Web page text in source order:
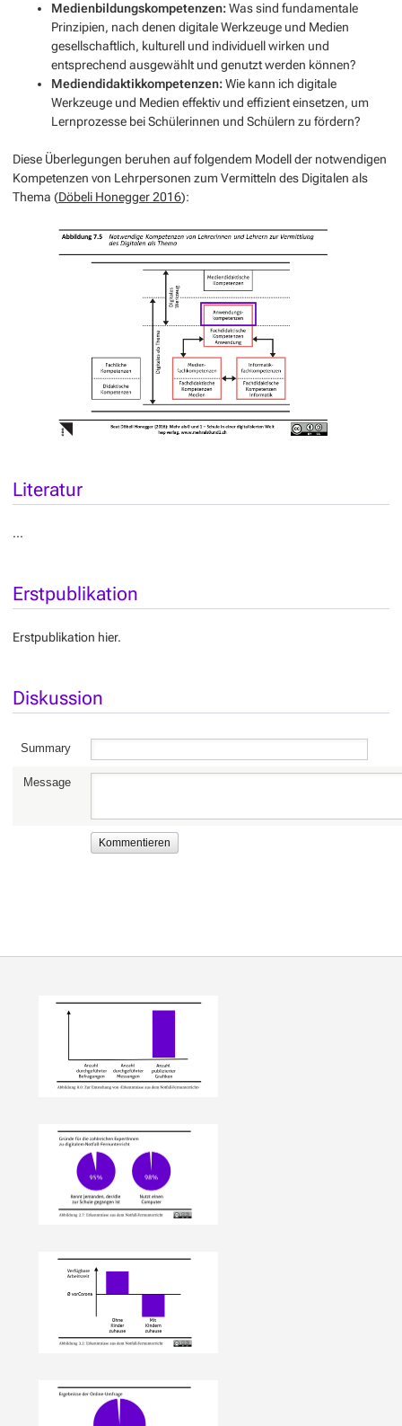
Medienbildungskompetenzen:Was sind fundamentale
Prinzipien, nach denen digitale Werkzeuge und Medien
gesellschaftlich, kulturell und individuell wirken und
entsprechend ausgewählt und genutzt werden können?
Mediendidaktikkompetenzen:Wie kann ich digitale
Werkzeuge und Medien effektiv und effizient einsetzen, um
Lernprozesse bei Schülerinnen und Schülern zu fördern?
Diese Überlegungen beruhen auf folgendem Modell der notwendigen
Kompetenzen von Lehrpersonen zum Vermitteln des Digitalen als
Thema (Döbeli Honegger 2016):
Literatur
…
Erstpublikation
Erstpublikation hier.
Diskussion
Summary
Message